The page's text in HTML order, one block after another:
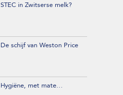
STEC in Zwitserse melk?
De schijf van Weston Price
Hygiëne, met mate…